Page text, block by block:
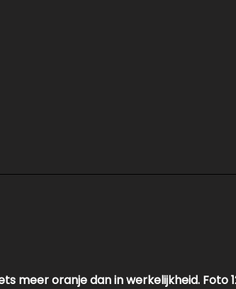
meer oranje dan in werkelijkheid. Foto